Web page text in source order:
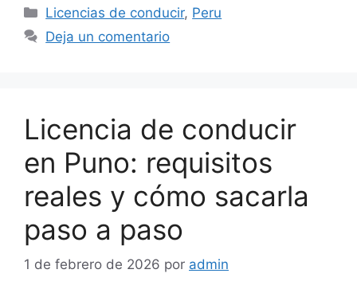
Categorías
Licencias de conducir, Peru
Deja un comentario
Licencia de conducir
en Puno: requisitos
reales y cómo sacarla
paso a paso
1 de febrero de 2026 por admin